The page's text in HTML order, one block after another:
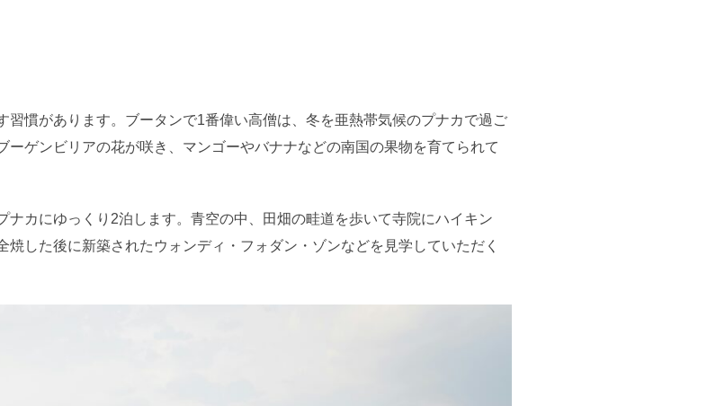
習慣があります。ブータンで1番偉い高僧は、冬を亜熱帯気候のプナカで過ご
ーゲンビリアの花が咲き、マンゴーやバナナなどの南国の果物を育てられて
カにゆっくり2泊します。青空の中、田畑の畦道を歩いて寺院にハイキン
した後に新築されたウォンディ・フォダン・ゾンなどを見学していただく